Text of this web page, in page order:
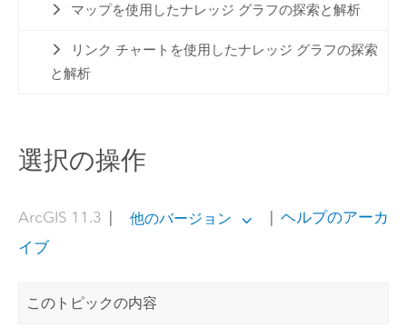
マップを使用したナレッジ グラフの探索と解析
リンク チャートを使用したナレッジ グラフの探索
と解析
選択の操作
ArcGIS 11.3 他のバージョン
ヘルプのアーカ
イブ
このトピックの内容